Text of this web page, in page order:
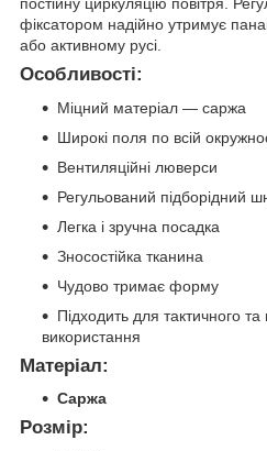
фіксатором надійно утримує
або активному русі.
Особливості:
Міцний матеріал — саржа
Широкі поля по всій
Вентиляційні люверси
Регульований підборідний
Легка і зручна посадка
Зносостійка тканина
Чудово тримає форму
Підходить для тактичного
використання
Матеріал:
Саржа
Розмір: